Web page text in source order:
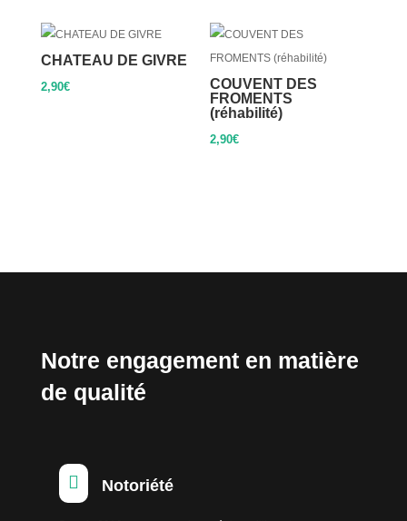
CHATEAU DE GIVRE
2,90€
COUVENT DES
FROMENTS
(réhabilité)
2,90€
Notre engagement en matière
de qualité
 Notoriété